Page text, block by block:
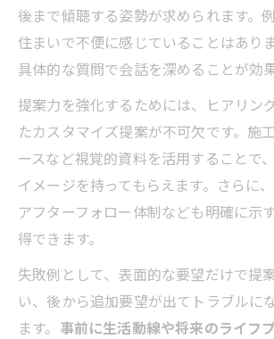
後まで傾聴する姿勢が求められます。
住まいで不便に感じていることはあり
具体的な質問で会話を深めることが効果
提案力を強化するためには、ヒアリン
たカスタマイズ提案が不可欠です。施
ースなど視覚的資料を活用することで
イメージを持ってもらえます。さらに、
アフターフォロー体制なども明確に示
得できます。
失敗例として、表面的な要望だけで提
い、後から追加要望が出てトラブルに
ます。 事前に生活動線や将来のライフ